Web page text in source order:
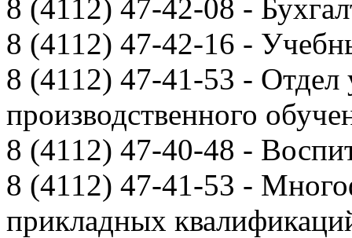
8 (4112) 47-42-08 -
8 (4112) 47-42-16 -
8 (4112) 47-41-53 - Отдел
производственного
8 (4112) 47-40-48 -
8 (4112) 47-41-53 -
прикладных